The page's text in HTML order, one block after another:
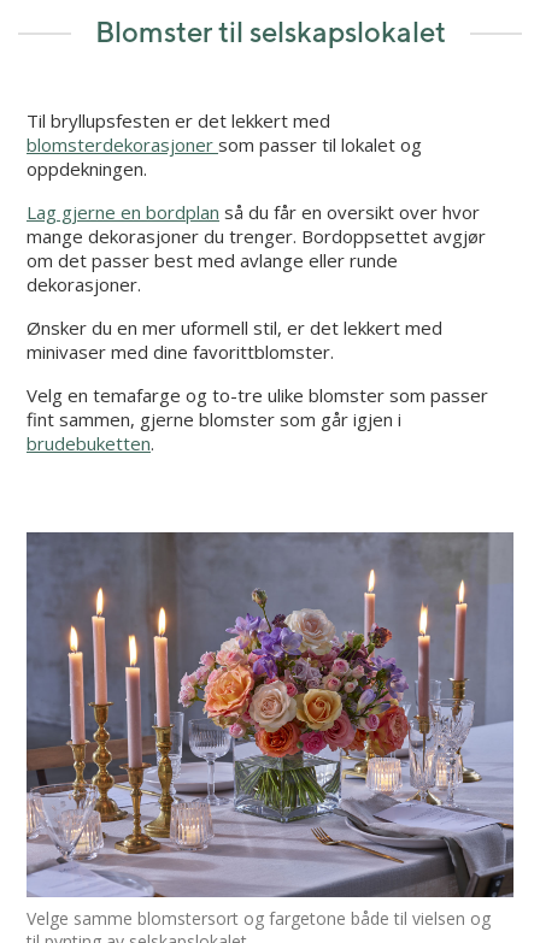
Blomster til selskapslokalet
Til bryllupsfesten er det lekkert med
blomsterdekorasjoner som passer til lokalet og
oppdekningen.
Lag gjerne en bordplan så du får en oversikt over hvor
mange dekorasjoner du trenger. Bordoppsettet avgjør
om det passer best med avlange eller runde
dekorasjoner.
Ønsker du en mer uformell stil, er det lekkert med
minivaser med dine favorittblomster.
Velg en temafarge og to-tre ulike blomster som passer
fint sammen, gjerne blomster som går igjen i
brudebuketten.
Velge samme blomstersort og fargetone både til vielsen og